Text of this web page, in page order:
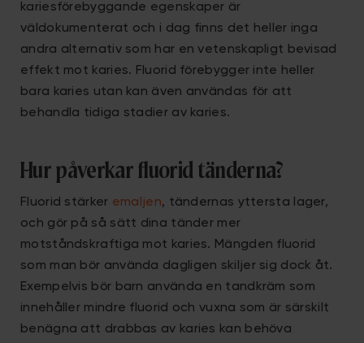
kariesförebyggande egenskaper är
väldokumenterat och i dag finns det heller inga
andra alternativ som har en vetenskapligt bevisad
effekt mot karies. Fluorid förebygger inte heller
bara karies utan kan även användas för att
behandla tidiga stadier av karies.
Hur påverkar fluorid tänderna?
Fluorid stärker emaljen, tändernas yttersta lager,
och gör på så sätt dina tänder mer
motståndskraftiga mot karies. Mängden fluorid
som man bör använda dagligen skiljer sig dock åt.
Exempelvis bör barn använda en tandkräm som
innehåller mindre fluorid och vuxna som är särskilt
benägna att drabbas av karies kan behöva